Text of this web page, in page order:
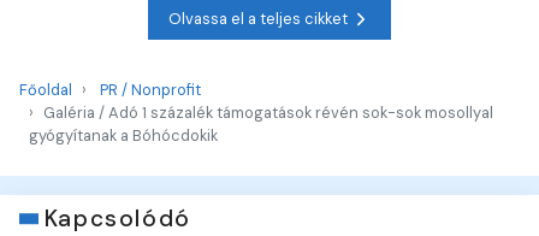
Olvassa el a teljes cikket
Főoldal
PR / Nonprofit
Galéria / Adó 1 százalék támogatások révén sok-sok mosollyal
gyógyítanak a Bóhócdokik
Kapcsolódó